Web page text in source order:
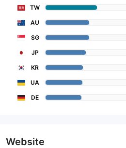
TW
AU
SG
JP
KR
UA
DE
Website